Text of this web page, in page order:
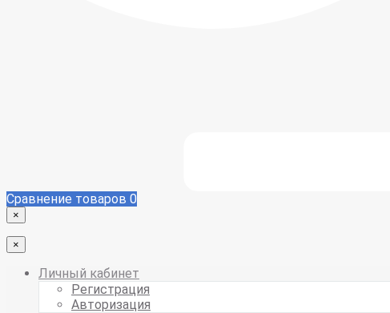
Сравнение товаров 0
×
×
Личный кабинет
Регистрация
Авторизация